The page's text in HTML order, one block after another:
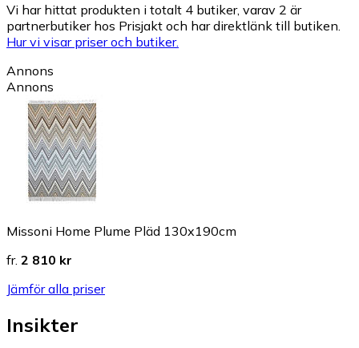
Vi har hittat produkten i totalt 4 butiker, varav 2 är
partnerbutiker hos Prisjakt och har direktlänk till butiken.
Hur vi visar priser och butiker.
Annons
Annons
Missoni Home Plume Pläd 130x190cm
fr. 2 810 kr
Jämför alla priser
Insikter